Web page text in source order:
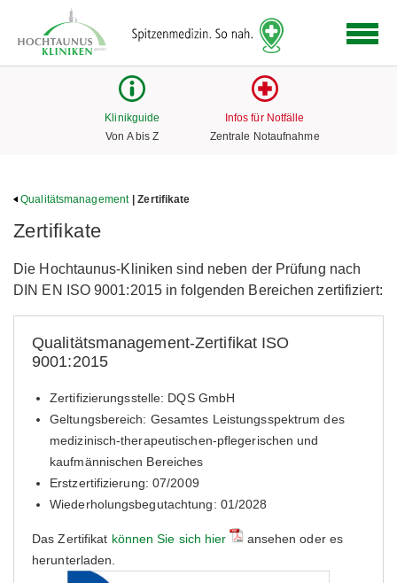
Link
zur
Klinikguide
Von A bis Z
Infos für Notfälle
Zentrale Notaufnahme
Qualitätsmanagement | Zertifikate
Zertifikate
Die Hochtaunus-Kliniken sind neben der Prüfung nach
DIN EN ISO 9001:2015 in folgenden Bereichen zertifiziert:
Qualitätsmanagement-Zertifikat ISO
9001:2015
Zertifizierungsstelle: DQS GmbH
Geltungsbereich: Gesamtes Leistungsspektrum des
medizinisch-therapeutischen-pflegerischen und
kaufmännischen Bereiches
Erstzertifizierung: 07/2009
Wiederholungsbegutachtung: 01/2028
Das Zertifikat können Sie sich hier
ansehen oder es
herunterladen.